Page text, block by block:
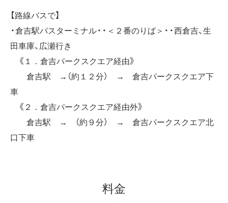
【路線バスで】
・倉吉駅バスターミナル・・＜２番のりば＞・・西倉吉、生
田車庫、広瀬行き
《１．倉吉パークスクエア経由》
倉吉駅 →（約１２分） → 倉吉パークスクエア下
車
《２．倉吉パークスクエア経由外》
倉吉駅 → （約９分） → 倉吉パークスクエア北
口下車
料金